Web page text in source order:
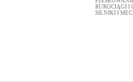
RUROCIĄGI I
SILNIKI I